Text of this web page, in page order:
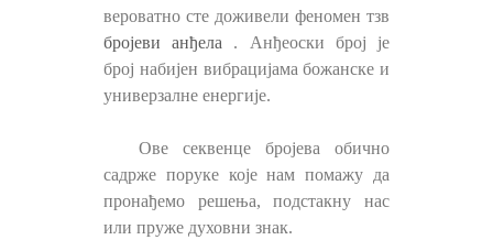
вероватно сте доживели феномен тзв
бројеви анђела . Анђеоски број је
број набијен вибрацијама божанске и
универзалне енергије.
Ове секвенце бројева обично
садрже поруке које нам помажу да
пронађемо решења, подстакну нас
или пруже духовни знак.